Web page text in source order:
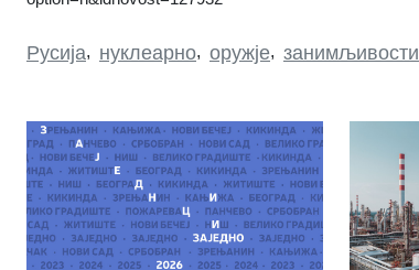
Русија, нуклеарно, оружје, занимљивости